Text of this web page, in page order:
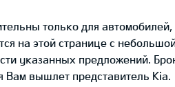
только для
на этой странице с
указанных предложений.
Вам вышлет представитель Kia.